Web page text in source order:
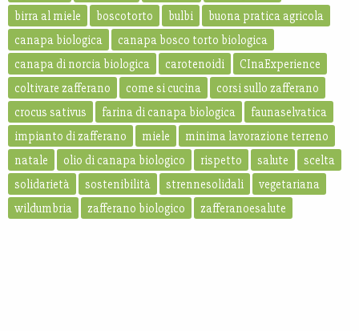
birra al miele
boscotorto bulbi
buona pratica agricola
canapa biologica
canapa bosco torto biologica
canapa di norcia biologica
carotenoidi
CInaExperience
coltivare zafferano
come si cucina
corsi sullo zafferano
crocus sativus
farina di canapa biologica
faunaselvatica
impianto di zafferano
miele
minima lavorazione terreno
natale
olio di canapa biologico rispetto salute
scelta
solidarietà
sostenibilità strennesolidali
vegetariana
wildumbria
zafferano biologico zafferanoesalute